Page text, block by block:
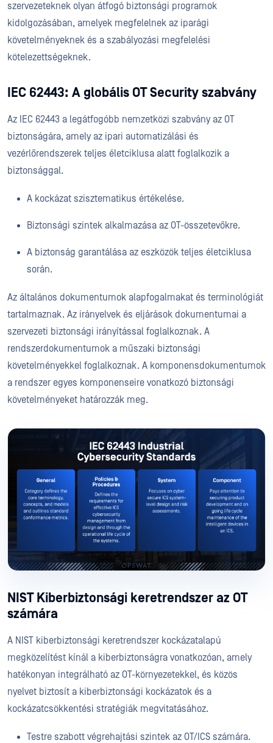
szervezeteknek olyan átfogó biztonsági programok
kidolgozásában, amelyek megfelelnek az iparági
követelményeknek és a szabályozási megfelelési
kötelezettségeknek.
IEC 62443: A globális OT Security szabvány
Az IEC 62443 a legátfogóbb nemzetközi szabvány az OT
biztonságára, amely az ipari automatizálási és
vezérlőrendszerek teljes életciklusa alatt foglalkozik a
biztonsággal.
A kockázat szisztematikus értékelése.
Biztonsági szintek alkalmazása az OT-összetevőkre.
A biztonság garantálása az eszközök teljes életciklusa
során.
Az általános dokumentumok alapfogalmakat és terminológiát
tartalmaznak. Az irányelvek és eljárások dokumentumai a
szervezeti biztonsági irányítással foglalkoznak. A
rendszerdokumentumok a műszaki biztonsági
követelményekkel foglalkoznak. A komponensdokumentumok
a rendszer egyes komponenseire vonatkozó biztonsági
követelményeket határozzák meg.
NIST Kiberbiztonsági keretrendszer az OT
számára
A NIST kiberbiztonsági keretrendszer kockázatalapú
megközelítést kínál a kiberbiztonságra vonatkozóan, amely
hatékonyan integrálható az OT-környezetekkel, és közös
nyelvet biztosít a kiberbiztonsági kockázatok és a
kockázatcsökkentési stratégiák megvitatásához.
Testre szabott végrehajtási szintek az OT/ICS számára.